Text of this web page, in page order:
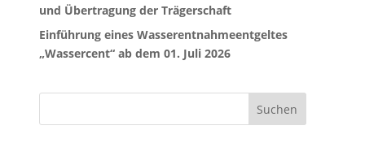
und Übertragung der Trägerschaft
Einführung eines Wasserentnahmeentgeltes
„Wassercent“ ab dem 01. Juli 2026